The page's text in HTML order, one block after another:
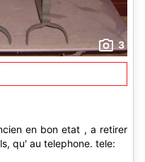
3
en bon etat , a retirer
qu' au telephone. tele: